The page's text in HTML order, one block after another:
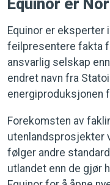
Equinor er
Equinor er eksperter
feilpresentere fakta
ansvarlig selskap
endret navn fra
energiproduksjonen
Forekomsten av
utenlandsprosjekter
følger andre
utlandet enn de gjør